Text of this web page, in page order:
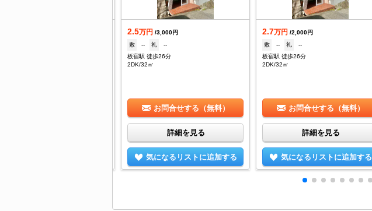
2.5万円 /3,000円
敷
-- 礼
--
板宿駅 徒歩26分
2DK/32㎡
お問合せする（無料）
詳細を見る
気になるリストに追加する
2.7万円 /2,000円
敷
-- 礼
--
板宿駅 徒歩26分
2DK/32㎡
お問合せする（無料）
詳細を見る
気になるリストに追加する